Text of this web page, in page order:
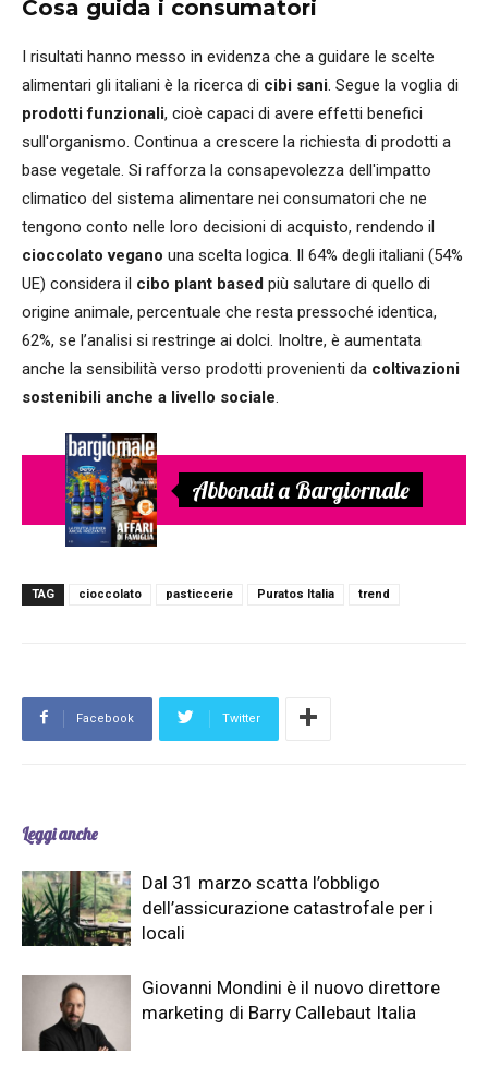
Cosa guida i consumatori
I risultati hanno messo in evidenza che a guidare le scelte
alimentari gli italiani è la ricerca di cibi sani. Segue la voglia di
prodotti funzionali, cioè capaci di avere effetti benefici
sull'organismo. Continua a crescere la richiesta di prodotti a
base vegetale. Si rafforza la consapevolezza dell'impatto
climatico del sistema alimentare nei consumatori che ne
tengono conto nelle loro decisioni di acquisto, rendendo il
cioccolato vegano una scelta logica. Il 64% degli italiani (54%
UE) considera il cibo plant based più salutare di quello di
origine animale, percentuale che resta pressoché identica,
62%, se l’analisi si restringe ai dolci. Inoltre, è aumentata
anche la sensibilità verso prodotti provenienti da coltivazioni
sostenibili anche a livello sociale.
Abbonati a Bargiornale
TAG cioccolato pasticcerie Puratos Italia trend
Facebook Twitter
Leggi anche
Dal 31 marzo scatta l’obbligo
dell’assicurazione catastrofale per i
locali
Giovanni Mondini è il nuovo direttore
marketing di Barry Callebaut Italia